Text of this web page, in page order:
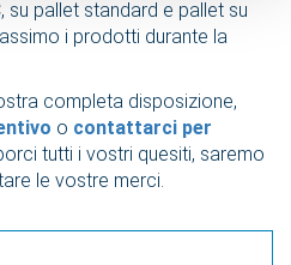
su pallet standard e pallet su
i prodotti durante la
completa disposizione,
o contattarci per
tutti i vostri quesiti, saremo
le vostre merci.